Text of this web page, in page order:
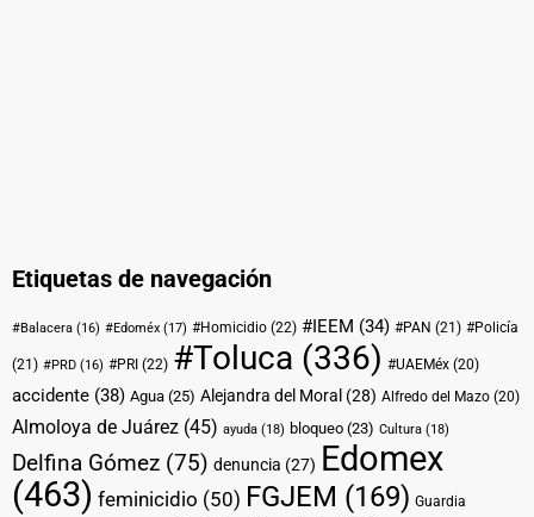
Etiquetas de navegación
#Balacera (16) #Edoméx (17) #Homicidio (22) #IEEM (34) #PAN (21) #Policía
(21) #PRD (16) #PRI (22) #Toluca (336) #UAEMéx (20)
accidente (38) Agua (25) Alejandra del Moral (28) Alfredo del Mazo (20)
Almoloya de Juárez (45) ayuda (18) bloqueo (23) Cultura (18)
Delfina Gómez (75) denuncia (27) Edomex
(463) feminicidio (50) FGJEM (169) Guardia